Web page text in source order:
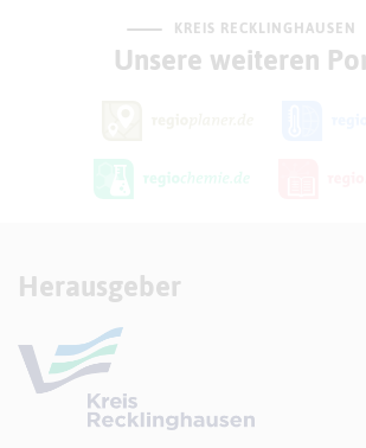
KREIS RECKLINGHAUSEN
Unsere weiteren
Herausgeber